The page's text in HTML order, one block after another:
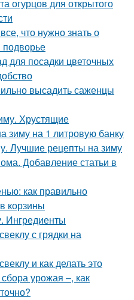
огурцов для открытого
что нужно знать о
для посадки цветочных
высадить саженцы
Хрустящие
на 1 литровую банку
Лучшие рецепты на зиму
Добавление статьи в
как правильно
корзины
Ингредиенты
с грядки на
и как делать это
урожая –, как